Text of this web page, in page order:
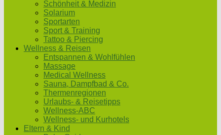
Schönheit & Medizin
Solarium
Sportarten
Sport & Training
Tattoo & Piercing
Wellness & Reisen
Entspannen & Wohlfühlen
Massage
Medical Wellness
Sauna, Dampfbad & Co.
Thermenregionen
Urlaubs- & Reisetipps
Wellness-ABC
Wellness- und Kurhotels
Eltern & Kind